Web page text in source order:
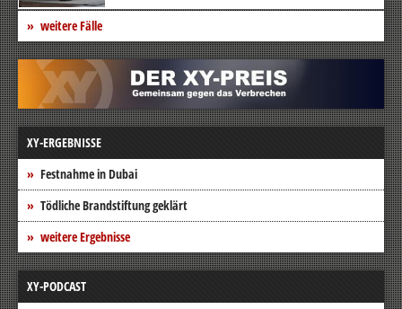
weitere Fälle
XY-ERGEBNISSE
Festnahme in Dubai
Tödliche Brandstiftung geklärt
weitere Ergebnisse
XY-PODCAST